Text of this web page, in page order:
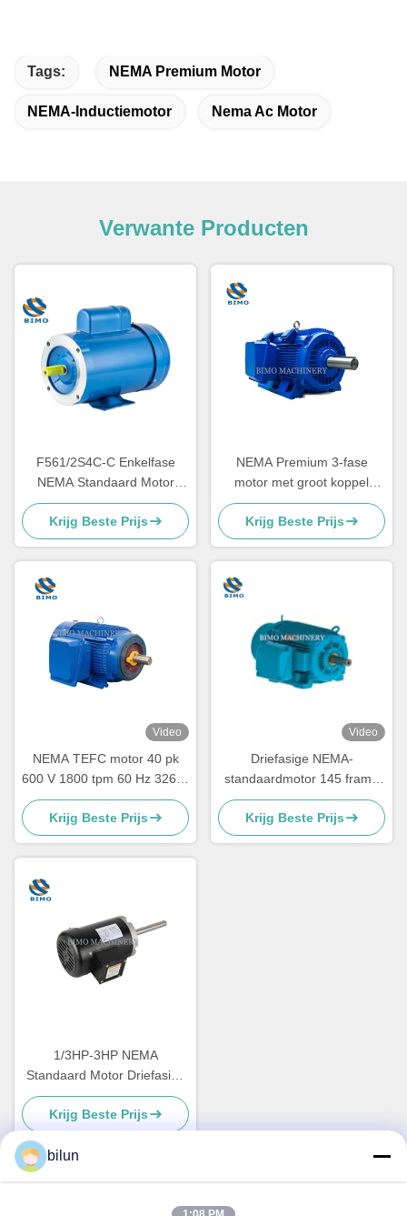
Tags: NEMA Premium Motor
NEMA-Inductiemotor Nema Ac Motor
Verwante Producten
F561/2S4C-C Enkelfase
NEMA Standaard Motor
1/2PK 4P NEMA 56C Motor
Voor Buiten
Krijg Beste Prijs
NEMA Premium 3-fase
motor met groot koppel
460V 575V 230V 60Hz
300HP-400HP
wisselstroominductiemotor
Krijg Beste Prijs
Video
NEMA TEFC motor 40 pk
600 V 1800 tpm 60 Hz 326-T
elektrische
wisselstroommotor 3 fase
Krijg Beste Prijs
Video
Driefasige NEMA-
standaardmotor 145 frame
gewalste staal-
boerderijmotor
Krijg Beste Prijs
1/3HP-3HP NEMA
Standaard Motor Driefasige
straalpompmotor CSA / CUS
Gecertificeerd
Krijg Beste Prijs
bilun